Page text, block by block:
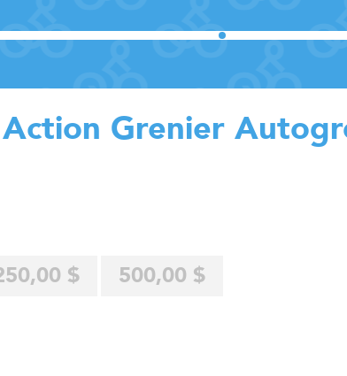
Action Grenier
$ 500,00 $